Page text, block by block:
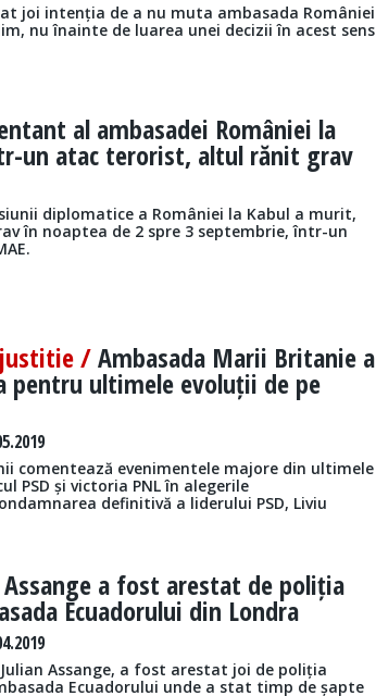
joi intenția de a nu muta ambasada României
nu înainte de luarea unei decizii în acest sens
al ambasadei României la
un atac terorist, altul rănit grav
diplomatice a României la Kabul a murit,
în noaptea de 2 spre 3 septembrie, într-un
justitie /Ambasada Marii Britanie a
pentru ultimele evoluții de pe
comentează evenimentele majore din ultimele
PSD și victoria PNL în alegerile
definitivă a liderului PSD, Liviu
Assange a fost arestat de poliția
Ecuadorului din Londra
Assange, a fost arestat joi de poliția
Ecuadorului unde a stat timp de șapte